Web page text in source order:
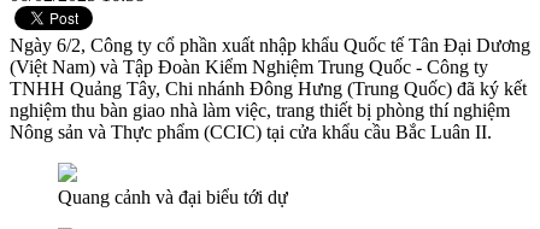
Ngày 6/2, Công ty cổ phần xuất nhập khẩu Quốc tế Tân Đại Dương
(Việt Nam) và Tập Đoàn Kiểm Nghiệm Trung Quốc - Công ty
TNHH Quảng Tây, Chi nhánh Đông Hưng (Trung Quốc) đã ký kết
nghiệm thu bàn giao nhà làm việc, trang thiết bị phòng thí nghiệm
Nông sản và Thực phẩm (CCIC) tại cửa khẩu cầu Bắc Luân II.
Quang cảnh và đại biểu tới dự